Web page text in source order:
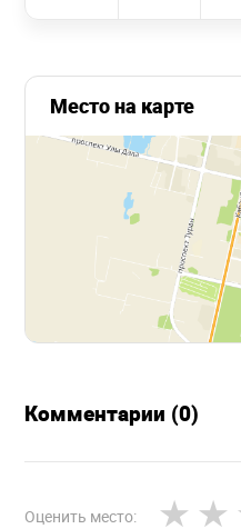
Место на карте
Комментарии (0)
Оценить место: